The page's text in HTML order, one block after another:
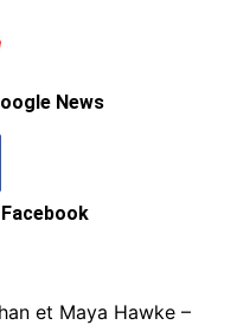
News
et Maya Hawke –